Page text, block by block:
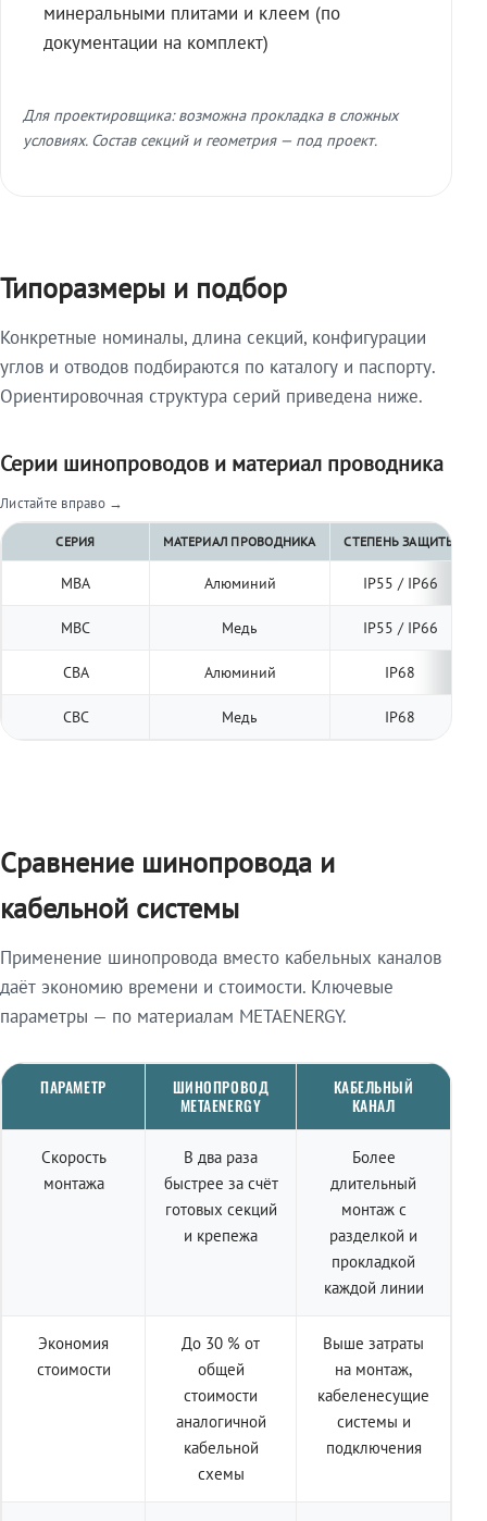
минеральными плитами и клеем (по
документации на комплект)
Для проектировщика: возможна прокладка в сложных
условиях. Состав секций и геометрия — под проект.
Типоразмеры и подбор
Конкретные номиналы, длина секций, конфигурации
углов и отводов подбираются по каталогу и паспорту.
Ориентировочная структура серий приведена ниже.
Серии шинопроводов и материал проводника
Листайте вправо →
СЕРИЯ МАТЕРИАЛ ПРОВОДНИКА СТЕПЕНЬ ЗАЩИТЫ
МВА Алюминий IP55 / IP66
МВС Медь IP55 / IP66
СВА Алюминий IP68
СВС Медь IP68
Сравнение шинопровода и
кабельной системы
Применение шинопровода вместо кабельных каналов
даёт экономию времени и стоимости. Ключевые
параметры — по материалам METAENERGY.
ПАРАМЕТР
ШИНОПРОВОД
METAENERGY
КАБЕЛЬНЫЙ
КАНАЛ
Скорость
монтажа
В два раза
быстрее за счёт
готовых секций
и крепежа
Более
длительный
монтаж с
разделкой и
прокладкой
каждой линии
Экономия
стоимости
До 30 % от
общей
стоимости
аналогичной
кабельной
схемы
Выше затраты
на монтаж,
кабеленесущие
системы и
подключения